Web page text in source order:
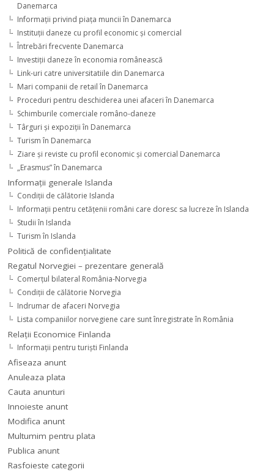
Danemarca
Informaţii privind piaţa muncii în Danemarca
Instituţii daneze cu profil economic şi comercial
Întrebări frecvente Danemarca
Investiţii daneze în economia românească
Link-uri catre universitatiile din Danemarca
Mari companii de retail în Danemarca
Proceduri pentru deschiderea unei afaceri în Danemarca
Schimburile comerciale româno-daneze
Târguri şi expoziţii în Danemarca
Turism în Danemarca
Ziare şi reviste cu profil economic şi comercial Danemarca
„Erasmus” în Danemarca
Informaţii generale Islanda
Condiţii de călătorie Islanda
Informaţii pentru cetăţenii români care doresc sa lucreze în Islanda
Studii în Islanda
Turism în Islanda
Politică de confidențialitate
Regatul Norvegiei – prezentare generală
Comerţul bilateral România-Norvegia
Condiții de călătorie Norvegia
Indrumar de afaceri Norvegia
Lista companiilor norvegiene care sunt înregistrate în România
Relaţii Economice Finlanda
Informaţii pentru turişti Finlanda
Afiseaza anunt
Anuleaza plata
Cauta anunturi
Innoieste anunt
Modifica anunt
Multumim pentru plata
Publica anunt
Rasfoieste categorii